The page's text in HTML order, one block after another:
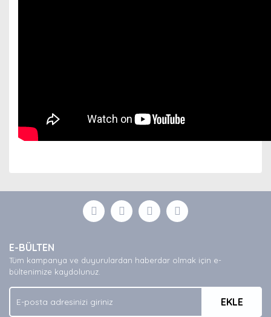
Yorum Yaz
formunu kullanarak tarafımıza iletebilirsiniz.
Görüş ve önerileriniz için teşekkür ederiz.
Ürün açıklamasında eksik bilgiler bulunuyor.
Ürün bilgilerinde hatalar bulunuyor.
Ürün fiyatı diğer sitelerden daha pahalı.
Bu ürüne benzer farklı alternatifler olmalı.
E-BÜLTEN
Tüm kampanya ve duyurulardan haberdar olmak için e-
bültenimize kaydolunuz.
EKLE